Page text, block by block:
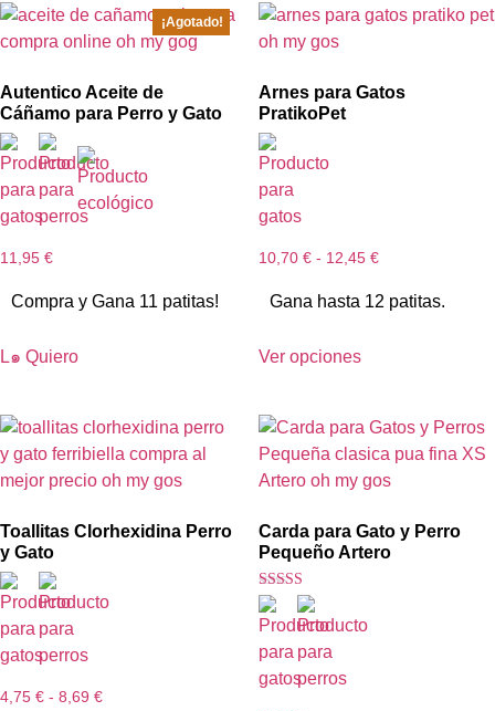
¡Agotado!
Autentico Aceite de
Cáñamo para Perro y Gato
11,95 €
Compra y Gana 11 patitas!
L๑ Quiero
Arnes para Gatos
PratikoPet
10,70 € - 12,45 €
Gana hasta 12 patitas.
Ver opciones
Toallitas Clorhexidina Perro
y Gato
4,75 € - 8,69 €
Carda para Gato y Perro
Pequeño Artero
Valorado con
5.00
de 5